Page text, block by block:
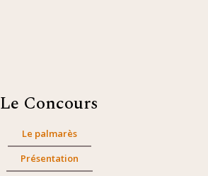
Le Concours
Le palmarès
Présentation